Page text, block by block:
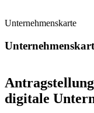
Unternehmenskarte
digitale